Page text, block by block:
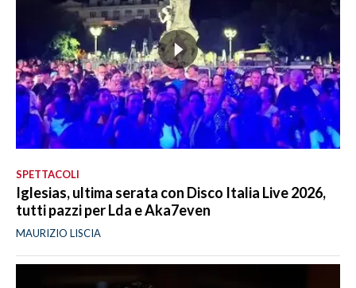
SPETTACOLI
Iglesias, ultima serata con Disco Italia Live 2026,
tutti pazzi per Lda e Aka7even
MAURIZIO LISCIA